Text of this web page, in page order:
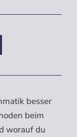
besser
beim
worauf du